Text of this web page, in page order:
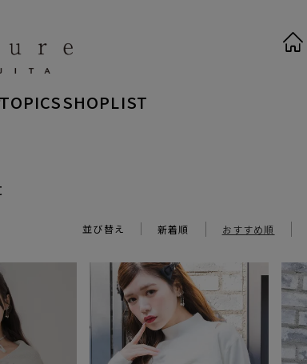
TOPICSSHOPLIST
並び替え 新着順 おすすめ順